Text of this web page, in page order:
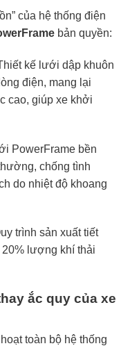
của hệ thống điện
bản quyền:
kế lưới dập khuôn
điện, mang lại
cao, giúp xe khởi
PowerFrame bền
chống tình
do nhiệt độ khoang
trình sản xuất tiết
lượng khí thải
ắc quy của xe
toàn bộ hệ thống